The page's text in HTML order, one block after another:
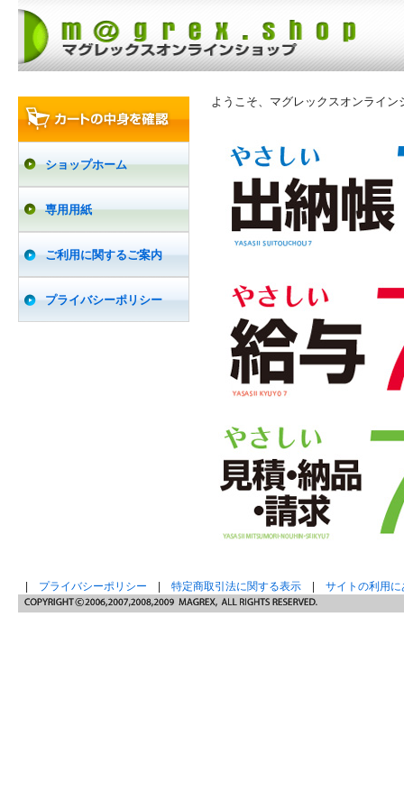
ショップホーム
専用用紙
ご利用に関するご案内
プライバシーポリシー
ようこそ、マグレックスオンライン
プライバシーポリシー 特定商取引法に関する表示 サイトの利用に